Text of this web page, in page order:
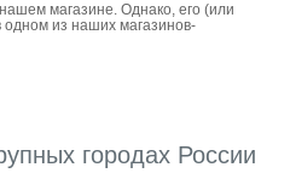
магазине. Однако, его (или
одном из наших магазинов-
городах России